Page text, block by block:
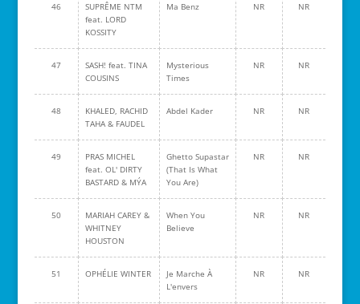
46
SUPRÊME NTM
feat. LORD
KOSSITY
Ma Benz NR NR
47
SASH! feat. TINA
COUSINS
Mysterious
Times
NR NR
48
KHALED, RACHID
TAHA & FAUDEL
Abdel Kader NR NR
49
PRAS MICHEL
feat. OL' DIRTY
BASTARD & MÝA
Ghetto Supastar
(That Is What
You Are)
NR NR
50
MARIAH CAREY &
WHITNEY
HOUSTON
When You
Believe
NR NR
51 OPHÉLIE WINTER
Je Marche À
L'envers
NR NR